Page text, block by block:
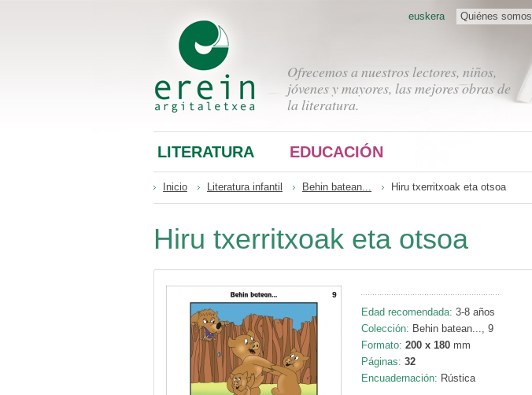
Ofrecemos a nuestros lectores, niños,
jóvenes y mayores, las mejores obras de
la literatura.
Quiénes somos
euskera
LITERATURA EDUCACIÓN
Inicio Literatura infantil Behin batean... Hiru txerritxoak eta otsoa
Hiru txerritxoak eta otsoa
Edad recomendada: 3-8 años
Colección: Behin batean..., 9
Formato: 200 x 180 mm
Páginas: 32
Encuadernación: Rústica